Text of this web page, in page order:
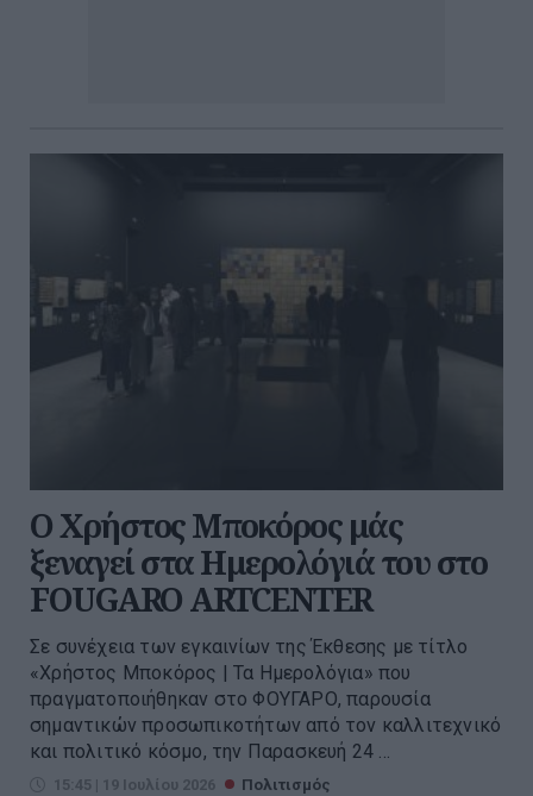
Ο Χρήστος Μποκόρος μάς
ξεναγεί στα Ημερολόγιά του στο
FOUGARO ARTCENTER
Σε συνέχεια των εγκαινίων της Έκθεσης με τίτλο
«Χρήστος Μποκόρος | Τα Ημερολόγια» που
πραγματοποιήθηκαν στο ΦΟΥΓΑΡΟ, παρουσία
σημαντικών προσωπικοτήτων από τον καλλιτεχνικό
και πολιτικό κόσμο, την Παρασκευή 24 ...
15:45 | 19 Ιουλίου 2026 Πολιτισμός